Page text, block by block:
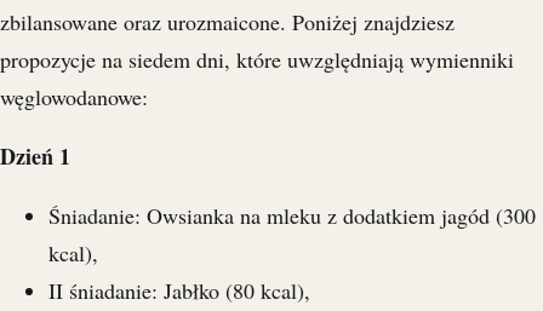
zbilansowane oraz urozmaicone. Poniżej znajdziesz
propozycje na siedem dni, które uwzględniają wymienniki
węglowodanowe:
Dzień 1
Śniadanie: Owsianka na mleku z dodatkiem jagód (300
kcal),
II śniadanie: Jabłko (80 kcal),